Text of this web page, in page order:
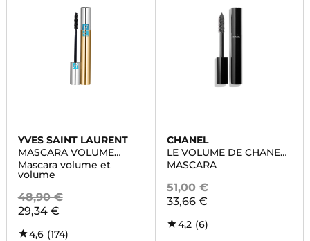
YVES SAINT LAURENT
MASCARA VOLUME
EFFET FAUX CILS
WATERPROOF
Mascara volume et
volume
48,90 €
29,34 €
4,6 (174)
CHANEL
LE VOLUME DE CHANEL
WATERPROOF
MASCARA
51,00 €
33,66 €
4,2 (6)